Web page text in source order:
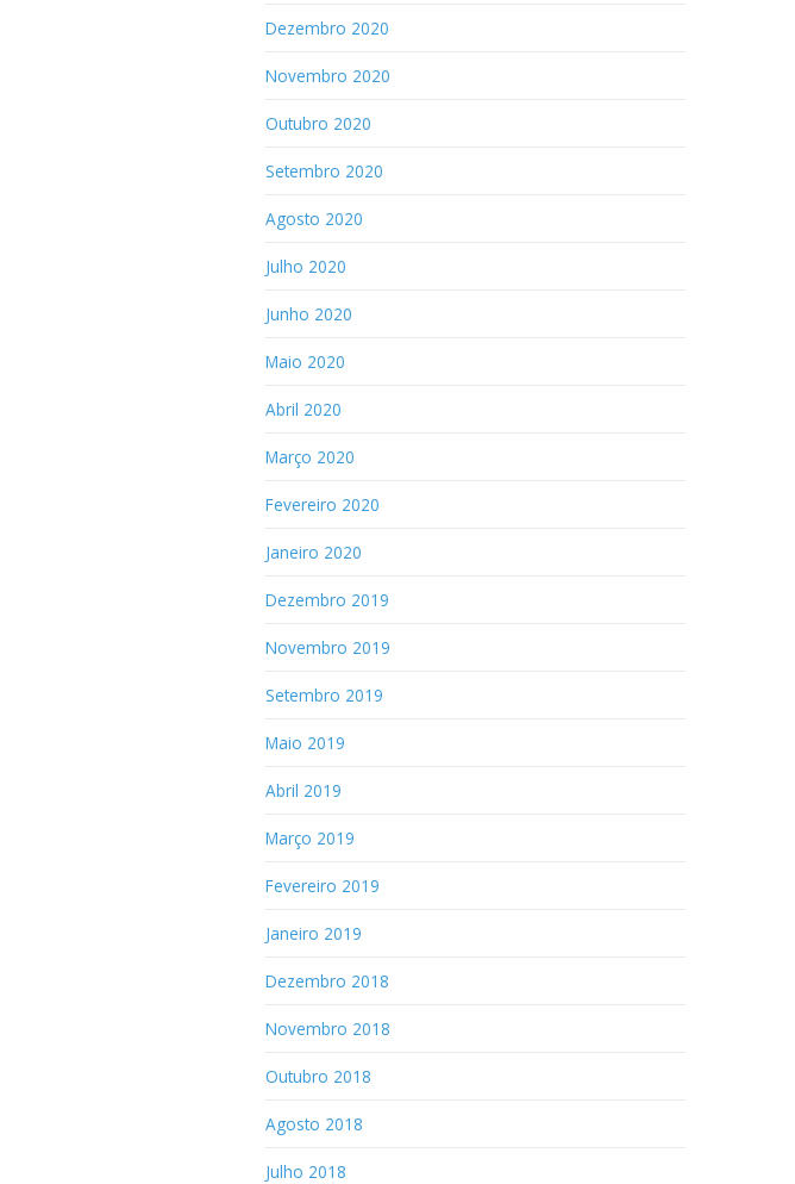
Dezembro 2020
Novembro 2020
Outubro 2020
Setembro 2020
Agosto 2020
Julho 2020
Junho 2020
Maio 2020
Abril 2020
Março 2020
Fevereiro 2020
Janeiro 2020
Dezembro 2019
Novembro 2019
Setembro 2019
Maio 2019
Abril 2019
Março 2019
Fevereiro 2019
Janeiro 2019
Dezembro 2018
Novembro 2018
Outubro 2018
Agosto 2018
Julho 2018